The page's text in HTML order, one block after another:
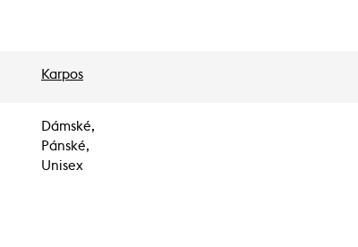
Karpos
Dámské,
Pánské,
Unisex